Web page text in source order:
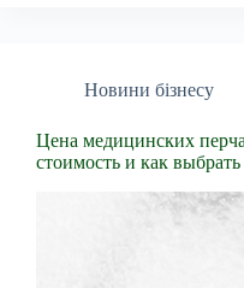
Новини бізнесу
Цена медицинских
стоимость и как